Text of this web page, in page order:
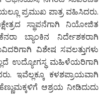
ಪ್ರಮುಖ ಪಾತ್ರ ವಹಿಸಿದರು.
ಸ್ಥಾಪನೆಗಾಗಿ ನಿಯೋಜಿತ
ಬ್ಯಾಂಕಿನ ನಿರ್ದೇಶಕರಾಗಿ
ವಿಶೇಷ ಸವಲತ್ತುಗಳು
ಉದ್ಯೋಗಸ್ಥ ಮಹಿಳೆಯರಿಗಾಗಿ
ಇವೆಲ್ಲಕ್ಕೂ ಕಳಶಪ್ರಾಯವಾಗಿ
ಆಶ್ರಯ ನೀಡಿದುದು